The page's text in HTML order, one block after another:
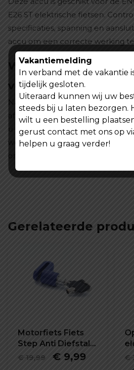
E26 ST elektrische fietsen.
specificaties, spanning en
accu om een correcte werking
Waarom kiezen voor
vervangingsaccu?
Na verloop van tijd neemt de
af. Met een nieuwe ENGWE Accu
u de prestaties van uw
weer van een optimale
Gerelateerde
Motorfiets Fiets
Step Anti Diefstal
Schijfrem Slot
€19,99 € 9,99 Huidige€
Vakantiemelding
In verband met de vakantie
tijdelijk gesloten.
Uiteraard kunnen wij uw
steeds bij u laten bezorgen.
wilt u een bestelling
gerust contact met ons op
helpen u graag verder!